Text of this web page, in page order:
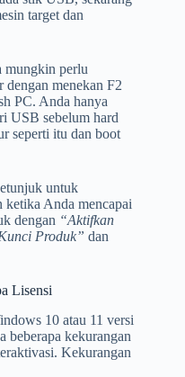
target dan
mungkin perlu
menekan F2
PC. Anda hanya
USB sebelum hard
seperti itu dan boot
untuk
Anda mencapai
dengan “Aktifkan
Produk” dan
Lisensi
10 atau 11 versi
beberapa kekurangan
Kekurangan